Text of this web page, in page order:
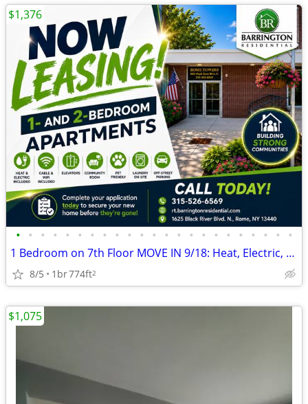
• • • • • • • • • • • • • • • • • • • • • • •
1 Bedroom on 7th Floor MOVE IN 9/18: Heat, Electric, Cable & WiFi Incl
8/5 1br774ft2
$1,376
$1,075